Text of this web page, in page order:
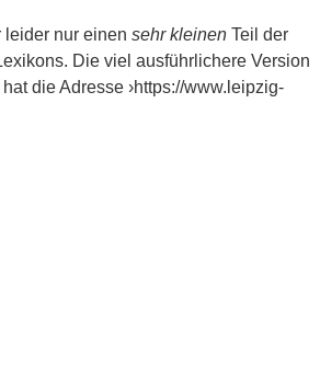
nur einen sehr kleinen Teil der
Die viel ausführlichere Version
die Adresse
https://www.leipzig-